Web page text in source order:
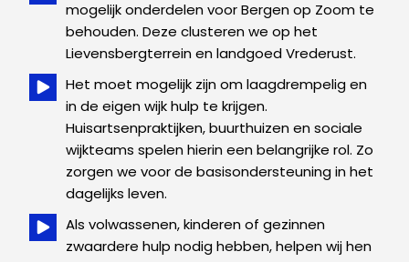
mogelijk onderdelen voor Bergen op Zoom te
behouden. Deze clusteren we op het
Lievensbergterrein en landgoed Vrederust.
Het moet mogelijk zijn om laagdrempelig en
in de eigen wijk hulp te krijgen.
Huisartsenpraktijken, buurthuizen en sociale
wijkteams spelen hierin een belangrijke rol. Zo
zorgen we voor de basisondersteuning in het
dagelijks leven.
Als volwassenen, kinderen of gezinnen
zwaardere hulp nodig hebben, helpen wij hen